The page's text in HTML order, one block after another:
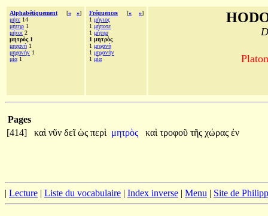
Alphabétiquement [« »]
μήτε 14
μήτηρ 1
μήτοι 2
μητρὸς 1
μηχανὴ 1
μηχανήν 1
μία 1
Fréquences [« »]
1 μήνιος
1 μήποτε
1 μήτηρ
1 μητρὸς
1 μηχανὴ
1 μηχανήν
1 μία
Pages
[414]
καὶ νῦν δεῖὡς περὶ μητρὸς καὶ τροφοῦ τῆς χώρας ἐν
| Lecture | Liste du vocabulaire | Index inverse | Menu | Site de